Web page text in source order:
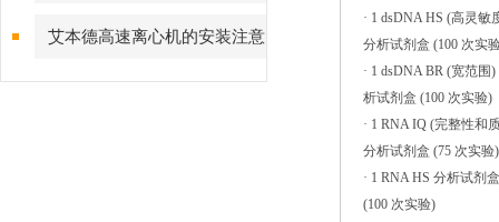
艾本德高速离心机的安装注意
事项
· 1 dsDNA HS (高灵敏
分析试剂盒 (100 次实
· 1 dsDNA BR (宽范围)
析试剂盒 (100 次实验)
· 1 RNA IQ (完整性和
分析试剂盒 (75 次实验)
· 1 RNA HS 分析试剂盒
(100 次实验)